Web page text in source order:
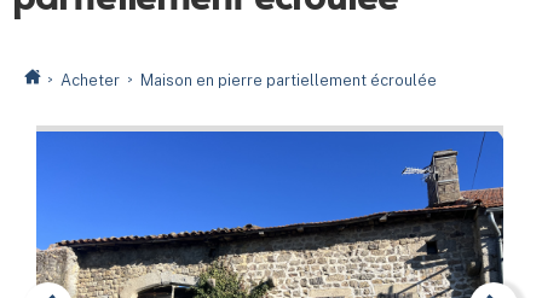
Acheter Maison en pierre partiellement écroulée